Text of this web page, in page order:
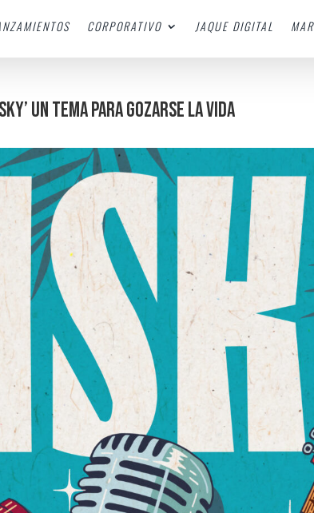
CORPORATIVO JAQUE DIGITAL
UN TEMA PARA GOZARSE LA VIDA